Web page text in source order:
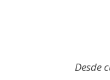
Desde